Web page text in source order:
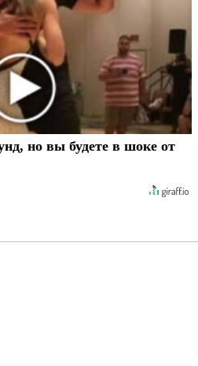
но вы будете в шоке от